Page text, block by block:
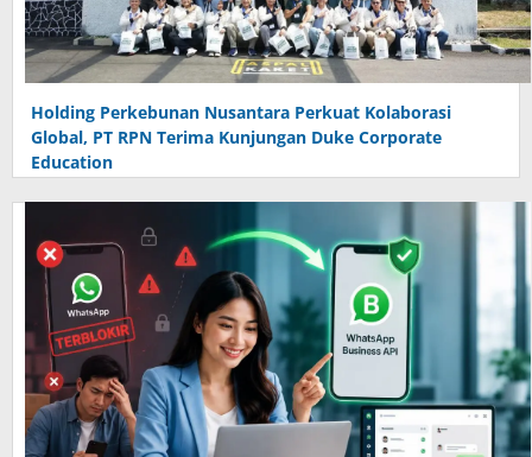
Holding Perkebunan Nusantara Perkuat Kolaborasi
Global, PT RPN Terima Kunjungan Duke Corporate
Education